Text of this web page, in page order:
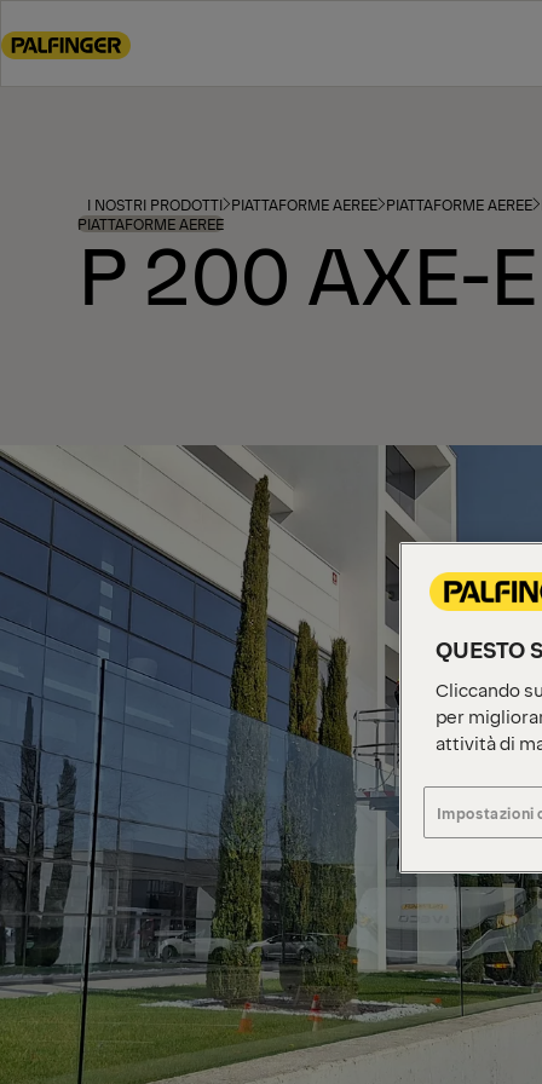
to
I NOSTRI PRODOTTI PIATTAFORME AEREE PIATTAFORME AEREE
PIATTAFORME AEREE
P 200 AXE-
QUESTO
Cliccando
per
attività di
Impostazioni